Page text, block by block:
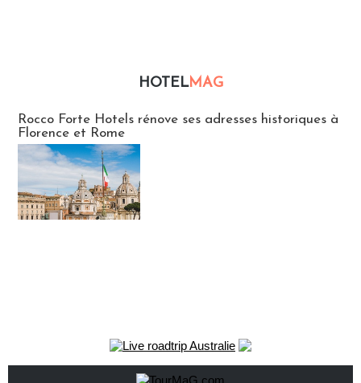
HOTELMAG
Rocco Forte Hotels rénove ses adresses historiques à
Florence et Rome